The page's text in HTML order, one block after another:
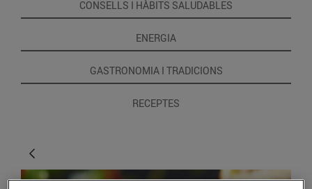
CONSELLS I HÀBITS SALUDABLES
ENERGIA
GASTRONOMIA I TRADICIONS
RECEPTES